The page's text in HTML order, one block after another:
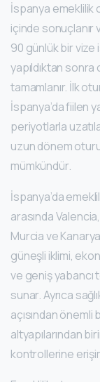
İspanya emeklilik
içinde sonuçlanır
90 günlük bir vize
yapıldıktan
tamamlanır. İlk
İspanya’da fiilen
periyotlarla
uzun dönem
mümkündür.
İspanya’da
arasında
Murcia ve
güneşli iklimi,
ve geniş yabancı
sunar. Ayrıca
açısından önemli
altyapılarından
kontrollerine